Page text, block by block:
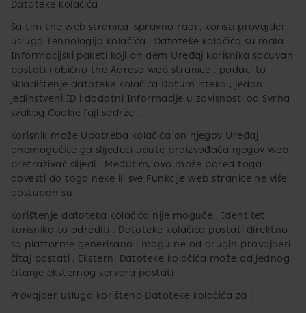
Datoteke kolačića
Sa tim the web stranica ispravno radi , koristi provajder
usluga Tehnologija kolačića . Datoteke kolačića su mala
Informacijski paketi koji on dem Uređaj korisnika​ sacuvan
postati i obično the Adresa web stranice , podaci to
Skladištenje datoteke kolačića​​ Datum isteka , jedan
jedinstveni ID i dodatni Informacije u zavisnosti od Svrha
svakog​ Cookie fajl sadrže .
Korisnik može​ Upotreba kolačića​ on njegov Uređaj
onemogućite ga slijedeći upute proizvođača njegov web
pretraživač slijedi . Međutim, ovo može pored toga
dovesti do toga neke ili sve Funkcije web stranice ne više
dostupan su .
Korištenje datoteka kolačića nije​​ moguće ,​ Identitet
korisnika​ to odrediti . Datoteke kolačića postati direktno
sa platforme generisano i mogu ne od drugih provajderi
čitaj postati . Eksterni Datoteke kolačića može od jednog
čitanje eksternog servera postati .
Provajder usluga korišteno Datoteke kolačića za :